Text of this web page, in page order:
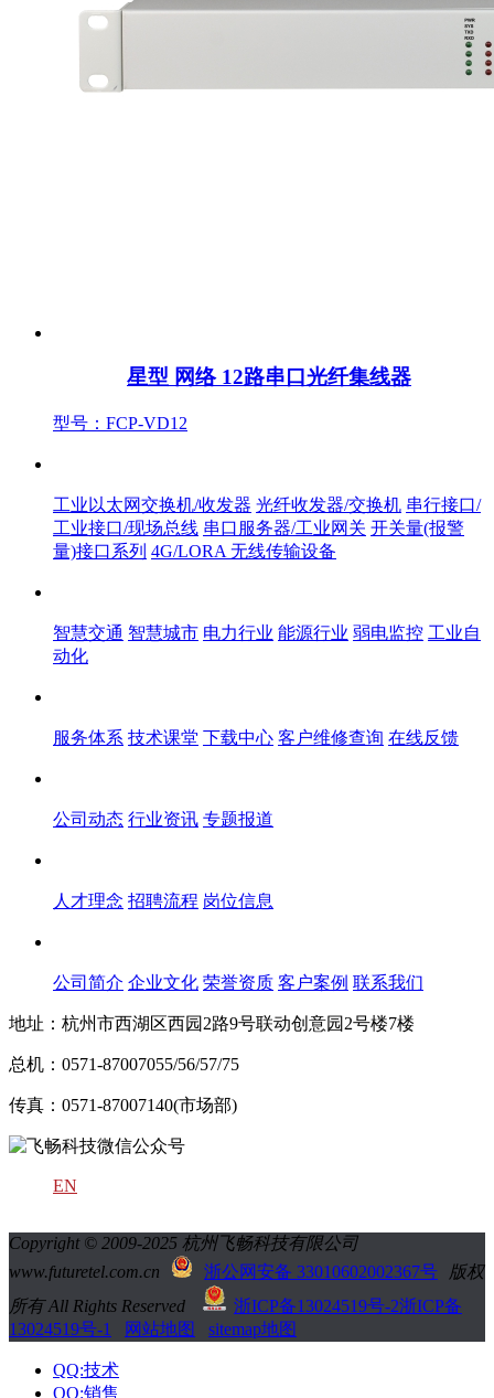
星型 网络 12路串口光纤集线器
型号：FCP-VD12
工业以太网交换机/收发器 光纤收发器/交换机 串行接口/
工业接口/现场总线 串口服务器/工业网关 开关量(报警
量)接口系列 4G/LORA 无线传输设备
智慧交通 智慧城市 电力行业 能源行业 弱电监控 工业自
动化
服务体系 技术课堂 下载中心 客户维修查询 在线反馈
公司动态 行业资讯 专题报道
人才理念 招聘流程 岗位信息
公司简介 企业文化 荣誉资质 客户案例 联系我们
地址：杭州市西湖区西园2路9号联动创意园2号楼7楼
总机：0571-87007055/56/57/75
传真：0571-87007140(市场部)
EN
Copyright © 2009-2025 杭州飞畅科技有限公司
www.futuretel.com.cn
浙公网安备 33010602002367号
版权
所有 All Rights Reserved
浙ICP备13024519号-2浙ICP备
13024519号-1
网站地图 sitemap地图
QQ:技术
QQ:销售